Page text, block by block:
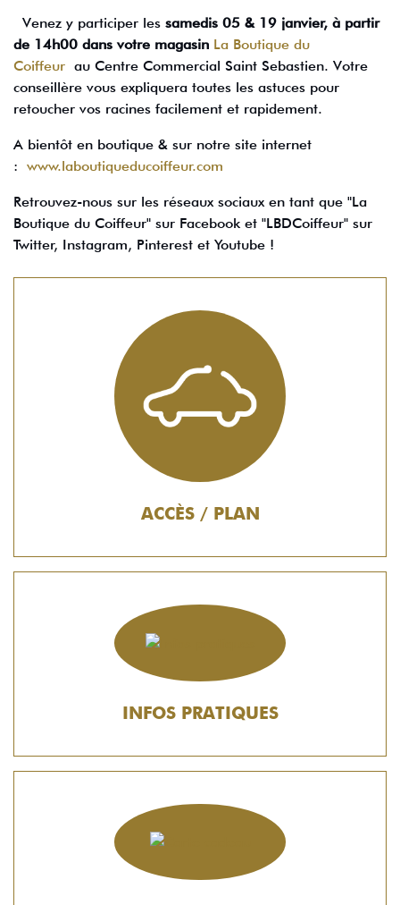
Venez y participer les samedis 05 & 19 janvier, à partir
de 14h00 dans votre magasin La Boutique du
Coiffeur au Centre Commercial Saint Sebastien. Votre
conseillère vous expliquera toutes les astuces pour
retoucher vos racines facilement et rapidement.
A bientôt en boutique & sur notre site internet
: www.laboutiqueducoiffeur.com
Retrouvez-nous sur les réseaux sociaux en tant que "La
Boutique du Coiffeur" sur Facebook et "LBDCoiffeur" sur
Twitter, Instagram, Pinterest et Youtube !
ACCÈS / PLAN
INFOS PRATIQUES